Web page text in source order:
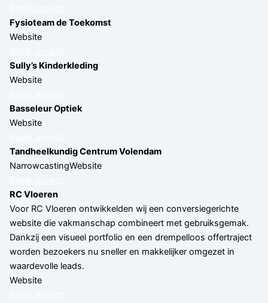
Fysioteam de Toekomst
Website
Sully’s Kinderkleding
Website
Basseleur Optiek
Website
Tandheelkundig Centrum Volendam
NarrowcastingWebsite
RC Vloeren
Voor RC Vloeren ontwikkelden wij een conversiegerichte
website die vakmanschap combineert met gebruiksgemak.
Dankzij een visueel portfolio en een drempelloos offertraject
worden bezoekers nu sneller en makkelijker omgezet in
waardevolle leads.
Website